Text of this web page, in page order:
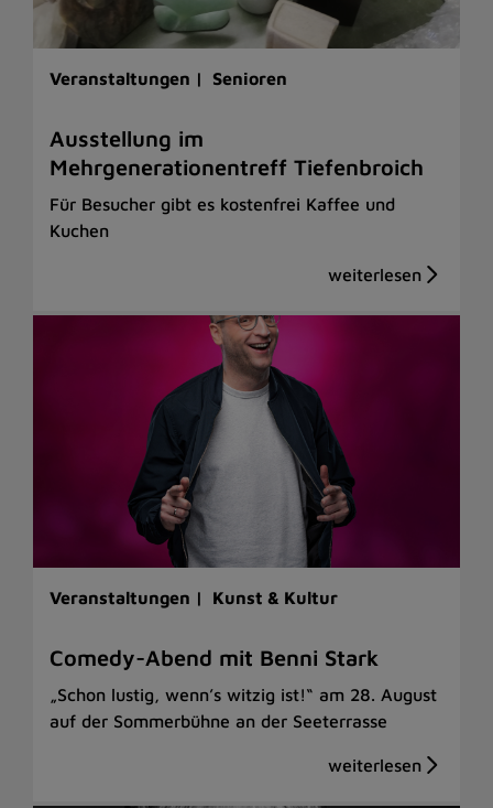
Veranstaltungen | Senioren
Ausstellung im
Mehrgenerationentreff Tiefenbroich
Für Besucher gibt es kostenfrei Kaffee und
Kuchen
Veranstaltungen | Kunst & Kultur
Comedy-Abend mit Benni Stark
„Schon lustig, wenn’s witzig ist!“ am 28. August
auf der Sommerbühne an der Seeterrasse